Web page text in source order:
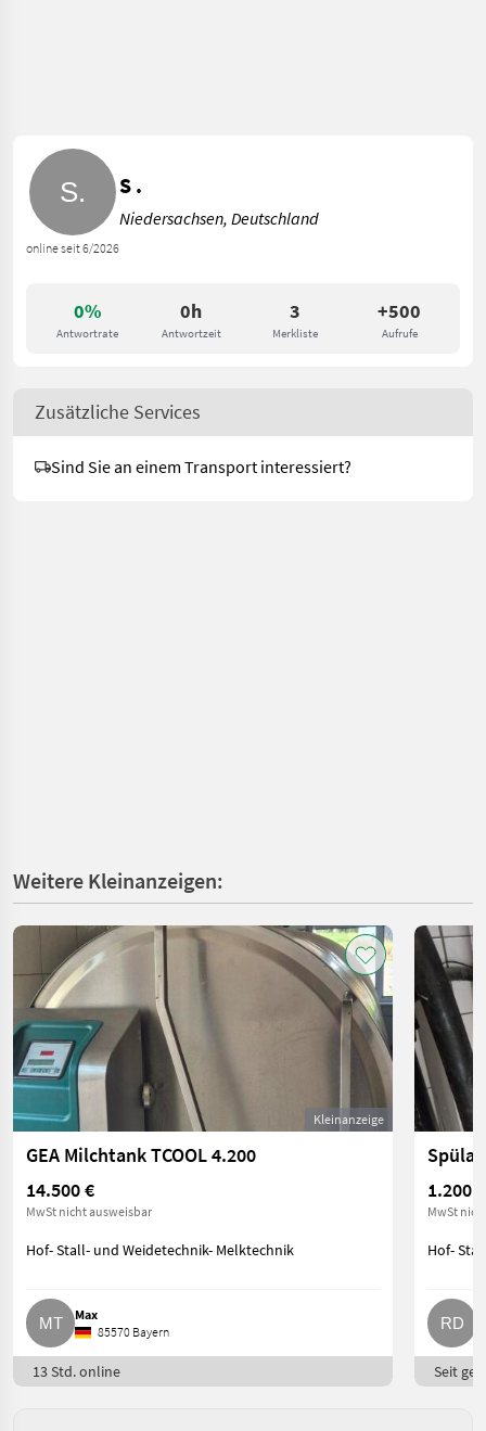
0%
Antwortrate
0h
Antwortzeit
3
Merkliste
+500
Aufrufe
online seit 6/2026
S .
Niedersachsen, Deutschland
Zusätzliche Services
Sind Sie an einem Transport interessiert?
Weitere Kleinanzeigen:
Kleinanzeige
GEA Milchtank TCOOL 4.200
14.500 €
MwSt nicht ausweisbar
Hof- Stall- und Weidetechnik- Melktechnik
Max
85570 Bayern
13 Std. online
1.200 €
MwSt
Hof-
Seit